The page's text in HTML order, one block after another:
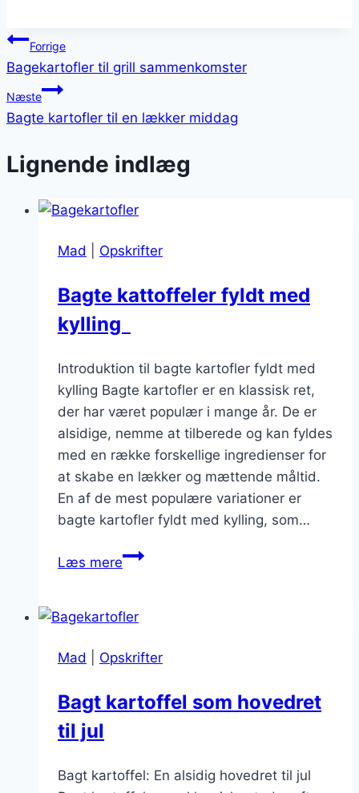
Indlægsnavigation
Forrige
Bagekartofler til grill sammenkomster
Næste
Bagte kartofler til en lækker middag
Lignende indlæg
Mad Opskrifter
Bagte kattoffeler fyldt med
kylling
Introduktion til bagte kartofler fyldt med
kylling Bagte kartofler er en klassisk ret,
der har været populær i mange år. De er
alsidige, nemme at tilberede og kan fyldes
med en række forskellige ingredienser for
at skabe en lækker og mættende måltid.
En af de mest populære variationer er
bagte kartofler fyldt med kylling, som…
Læs mereBagte
med
Mad
Opskrifter
Bagt kartoffel som hovedret
til jul
Bagt kartoffel: En alsidig hovedret til jul